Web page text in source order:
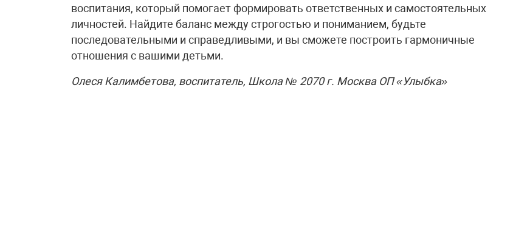
воспитания, который помогает формировать ответственных и самостоятельных
личностей. Найдите баланс между строгостью и пониманием, будьте
последовательными и справедливыми, и вы сможете построить гармоничные
отношения с вашими детьми.
Олеся Калимбетова, воспитатель, Школа № 2070 г. Москва ОП «Улыбка»